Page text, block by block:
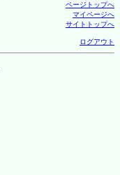
ページトップへ
マイページへ
サイトトップへ
ログアウト